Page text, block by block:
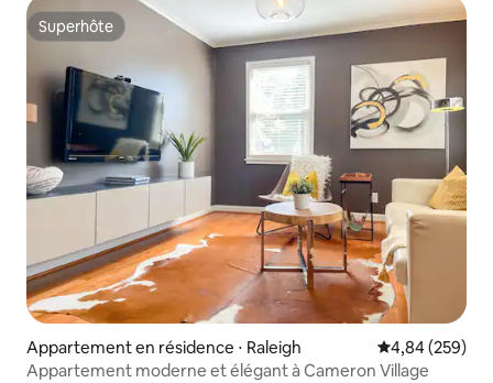
Superhôte
Superhôte
Appartement en résidence ⋅ Raleigh Évaluation
4,84 (259)
Appartement moderne et élégant à Cameron Village